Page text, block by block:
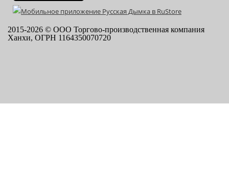
2015-2026 © ООО Торгово-производственная компания
Ханхи, ОГРН 1164350070720